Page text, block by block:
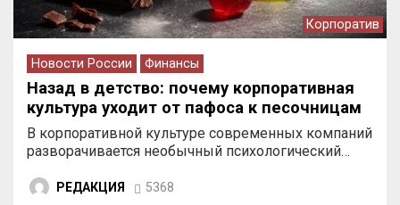
Корпоратив
Новости России Финансы
Назад в детство: почему корпоративная
культура уходит от пафоса к песочницам
В корпоративной культуре современных компаний
разворачивается необычный психологический…
РЕДАКЦИЯ 5368